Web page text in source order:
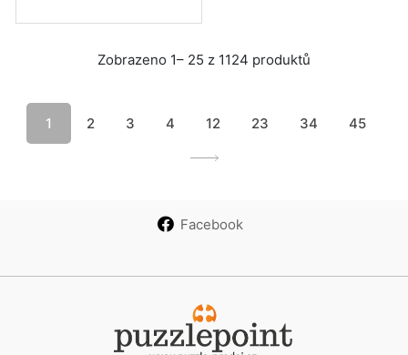
Zobrazeno 1– 25 z 1124 produktů
1 2 3 4 12 23 34 45
Facebook